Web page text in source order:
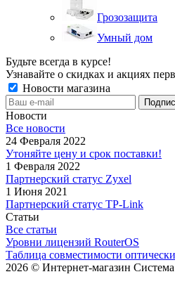
Грозозащита
Умный дом
Будьте всегда в курсе!
Узнавайте о скидках и акциях
Новости магазина
Новости
Все новости
24 Февраля 2022
Утоняйте цену и срок поставки!
1 Февраля 2022
Партнерский статус Zyxel
1 Июня 2021
Партнерский статус TP-Link
Статьи
Все статьи
Уровни лицензий RouterOS
Таблица совместимости
2026 © Интернет-магазин Система